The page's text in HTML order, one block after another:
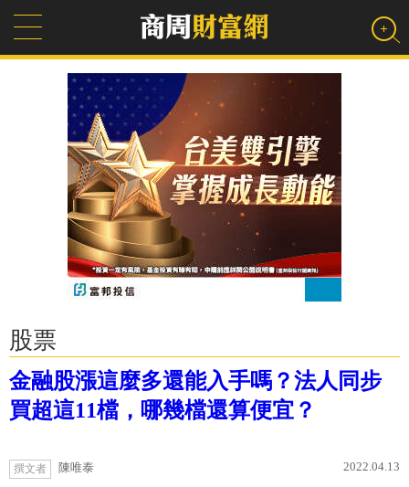
股票
金融股漲這麼多還能入手嗎？法人同步
買超這11檔，哪幾檔還算便宜？
撰文者 陳唯泰 2022.04.13